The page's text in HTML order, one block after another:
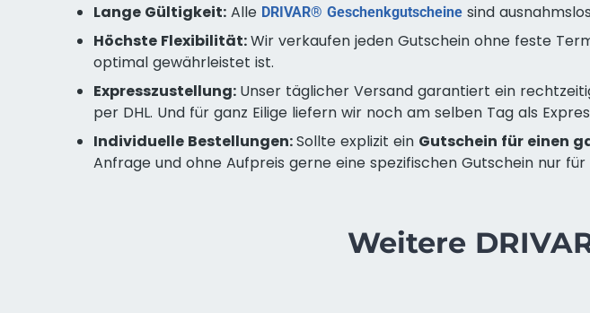
Lange Gültigkeit: Alle DRIVAR® Geschenkgutscheine sind
Höchste Flexibilität:Wir verkaufen jeden Gutschein ohne feste
optimal gewährleistet ist.
Expresszustellung: Unser täglicher Versand garantiert ein
per DHL. Und für ganz Eilige liefern wir noch am selben Tag als
Individuelle Bestellungen:Sollte explizit ein Gutschein für einen
Anfrage und ohne Aufpreis gerne eine spezifischen Gutschein nur für
Weitere